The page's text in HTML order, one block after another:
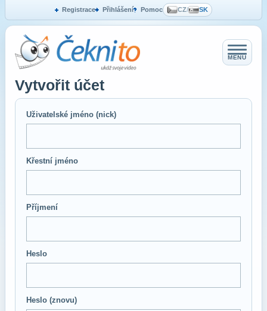
Registrace Přihlášení Pomoc CZ/ SK
MENU
Vytvořit účet
Uživatelské jméno (nick)
Křestní jméno
Příjmení
Heslo
Heslo (znovu)